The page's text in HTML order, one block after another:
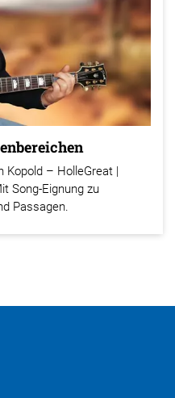
Kopold – HolleGreat |
Song-Eignung zu
Passagen.